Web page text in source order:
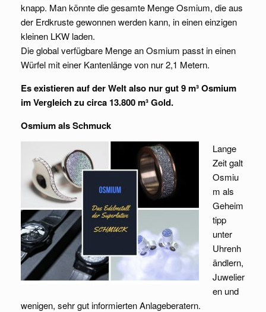
knapp. Man könnte die gesamte Menge Osmium, die aus
der Erdkruste gewonnen werden kann, in einen einzigen
kleinen LKW laden.
Die global verfügbare Menge an Osmium passt in einen
Würfel mit einer Kantenlänge von nur 2,1 Metern.
Es existieren auf der Welt also nur gut 9 m³ Osmium
im Vergleich zu circa 13.800 m³ Gold.
Osmium als Schmuck
Lange
Zeit galt
Osmiu
m als
Geheim
tipp
unter
Uhrenh
ändlern,
Juwelier
en und
wenigen, sehr gut informierten Anlageberatern.